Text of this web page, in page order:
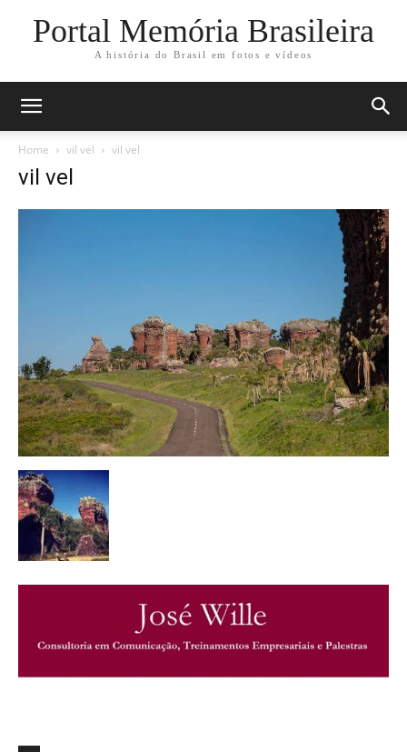
Portal Memória Brasileira
A história do Brasil em fotos e vídeos
Home vil vel vil vel
vil vel